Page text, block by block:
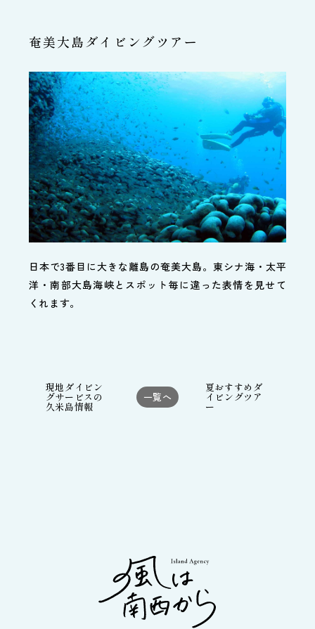
奄美大島ダイビングツアー
日本で3番目に大きな離島の奄美大島。東シナ海・太平
洋・南部大島海峡とスポット毎に違った表情を見せて
くれます。
現地ダイビン
グサービスの
久米島情報
一覧へ
夏おすすめダ
イビングツア
ー